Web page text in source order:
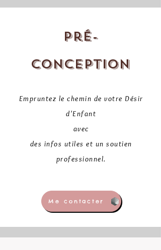
Pré-
Conception
Empruntez le chemin de votre Désir
d'Enfant
avec
des infos utiles et un soutien
professionnel.
Me contacter